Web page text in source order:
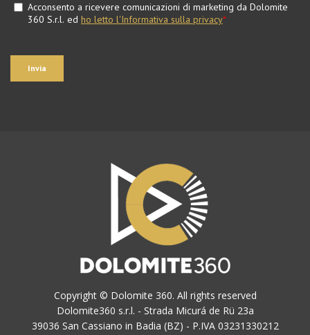
Copyright © Dolomite 360. All rights reserved
Dolomite360 s.r.l. - Strada Micurá de Rü 23a
39036 San Cassiano in Badia (BZ) - P.IVA 03231330212